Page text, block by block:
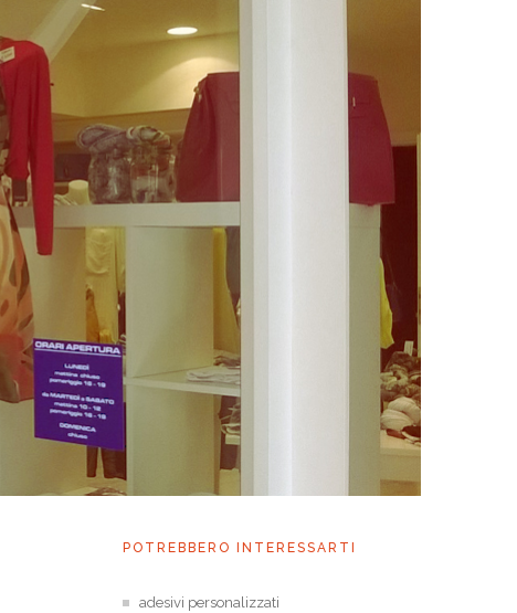
POTREBBERO INTERESSARTI
adesivi personalizzati